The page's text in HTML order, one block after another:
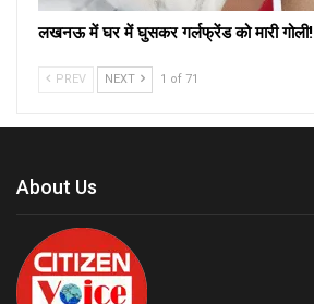
लखनऊ में घर में घुसकर गर्लफ्रेंड को मारी गोली!
PREV NEXT 1 of 71
About Us